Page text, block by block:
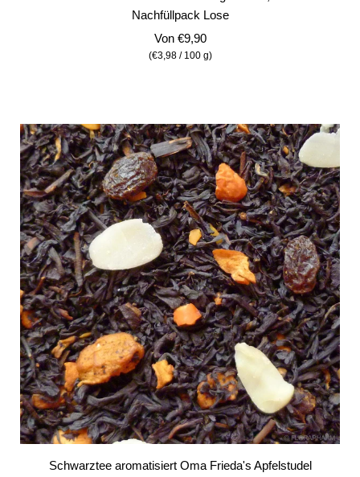
Nachfüllpack Lose
Von €9,90
(€3,98 / 100 g)
Schwarztee aromatisiert Oma Frieda's Apfelstudel